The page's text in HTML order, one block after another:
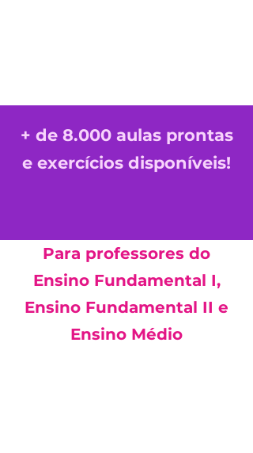
+ de 8.000 aulas prontas
e exercícios disponíveis!
Para professores do
Ensino Fundamental I,
Ensino Fundamental II e
Ensino Médio